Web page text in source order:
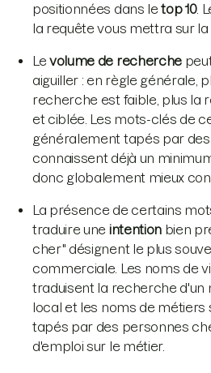
positionnées dans letop 10.
la requête vous mettra sur la
Levolume de recherche
aiguiller : en règle générale,
recherche est faible, plus la
et ciblée. Les mots-clés de
généralement tapés par
connaissent déjà un
donc globalement mieux
La présence de certains
traduire une intentionbien
cher" désignent le plus
commerciale. Les noms de
traduisent la recherche d'un
local et les noms de
tapés par des personnes
d'emploi sur le métier.